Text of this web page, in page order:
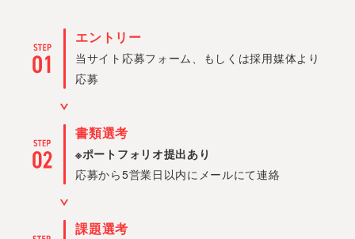
エントリー
当サイト応募フォーム、もしくは採用媒体より
応募
書類選考
※ポートフォリオ提出あり
応募から5営業日以内にメールにて連絡
課題選考